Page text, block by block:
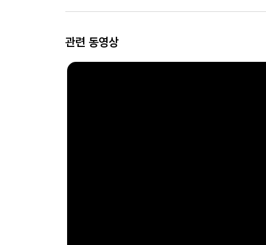
관련 동영상